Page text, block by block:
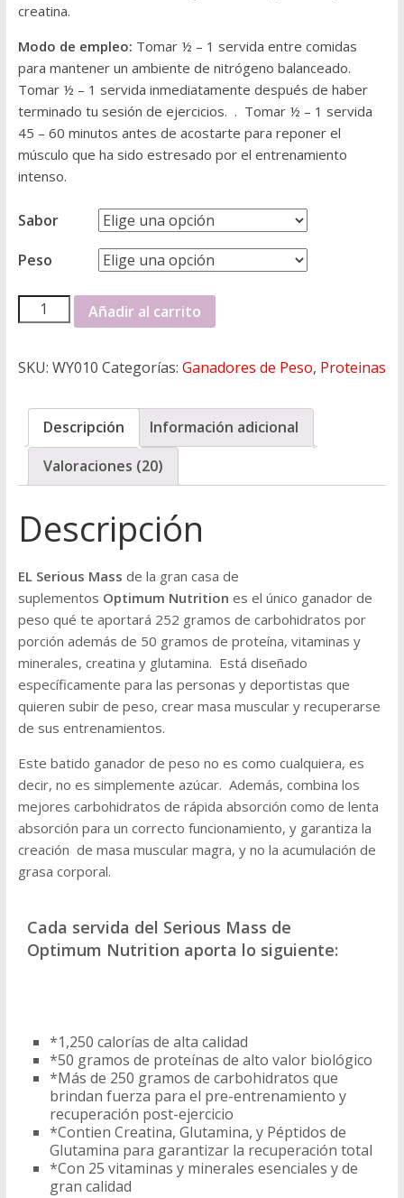
creatina.
Modo de empleo: Tomar ½ – 1 servida entre comidas
para mantener un ambiente de nitrógeno balanceado.
Tomar ½ – 1 servida inmediatamente después de haber
terminado tu sesión de ejercicios. . Tomar ½ – 1 servida
45 – 60 minutos antes de acostarte para reponer el
músculo que ha sido estresado por el entrenamiento
intenso.
Sabor
Peso
Añadir al carrito
l
e
n
a
i
SKU: WY010 Categorías: Ganadores de Peso, Proteinas
Descripción
Información adicional
Valoraciones (20)
Descripción
EL Serious Mass de la gran casa de
suplementos Optimum Nutrition es el único ganador de
peso qué te aportará 252 gramos de carbohidratos por
porción además de 50 gramos de proteína, vitaminas y
minerales, creatina y glutamina. Está diseñado
específicamente para las personas y deportistas que
quieren subir de peso, crear masa muscular y recuperarse
de sus entrenamientos.
Este batido ganador de peso no es como cualquiera, es
decir, no es simplemente azúcar. Además, combina los
mejores carbohidratos de rápida absorción como de lenta
absorción para un correcto funcionamiento, y garantiza la
creación de masa muscular magra, y no la acumulación de
grasa corporal.
Cada servida del Serious Mass de
Optimum Nutrition aporta lo siguiente:
*1,250 calorías de alta calidad
*50 gramos de proteínas de alto valor biológico
*Más de 250 gramos de carbohidratos que
brindan fuerza para el pre-entrenamiento y
recuperación post-ejercicio
*Contien Creatina, Glutamina, y Péptidos de
Glutamina para garantizar la recuperación total
*Con 25 vitaminas y minerales esenciales y de
gran calidad